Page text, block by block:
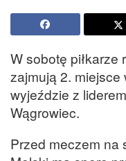
W sobotę piłkarze
zajmują 2. miejsce
wyjeździe z
Wągrowiec.
Przed meczem na